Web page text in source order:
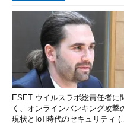
ESET ウイルスラボ総責任者に
く、オンラインバンキング攻撃
現状とIoT時代のセキュリティ